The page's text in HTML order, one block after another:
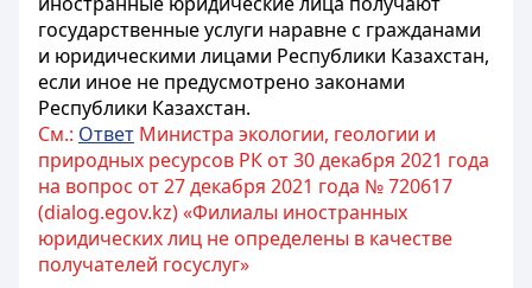
государственные услуги наравне с гражданами
и юридическими лицами Республики Казахстан,
если иное не предусмотрено законами
Республики Казахстан.
См.: Ответ Министра экологии, геологии и
природных ресурсов РК от 30 декабря 2021 года
на вопрос от 27 декабря 2021 года № 720617
(dialog.egov.kz) «Филиалы иностранных
юридических лиц не определены в качестве
получателей госуслуг»